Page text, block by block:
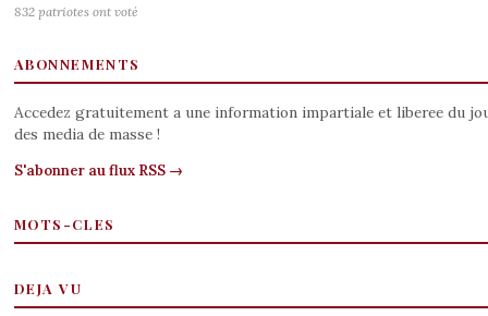
832 patriotes ont voté
ABONNEMENTS
Accedez gratuitement a une information impartiale et liberee du
des media de masse !
S'abonner au flux RSS →
MOTS-CLES
DEJA VU